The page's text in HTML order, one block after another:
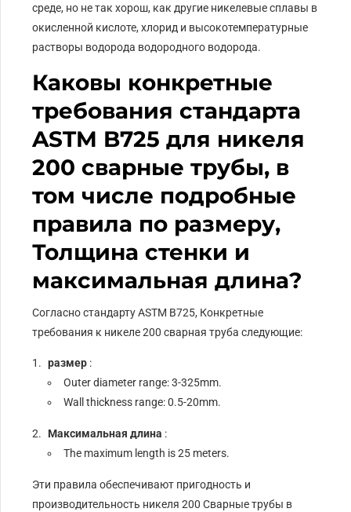
среде, но не так хорош, как другие никелевые сплавы в
окисленной кислоте, хлорид и высокотемпературные
растворы водорода водородного водорода.
Каковы конкретные
требования стандарта
ASTM B725 для никеля
200 сварные трубы, в
том числе подробные
правила по размеру,
Толщина стенки и
максимальная длина?
Согласно стандарту ASTM B725, Конкретные
требования к никеле 200 сварная труба следующие:
размер :
Outer diameter range: 3-325mm.
Wall thickness range: 0.5-20mm.
Максимальная длина :
The maximum length is 25 meters.
Эти правила обеспечивают пригодность и
производительность никеля 200 Сварные трубы в